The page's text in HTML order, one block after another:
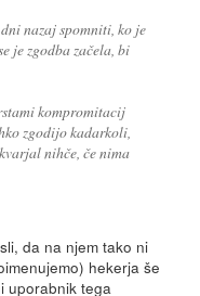
nazaj spomniti, ko je
je zgodba začela, bi
kompromitacij
zgodijo kadarkoli,
nihče, če nima
da na njem tako ni
hekerja še
uporabnik tega